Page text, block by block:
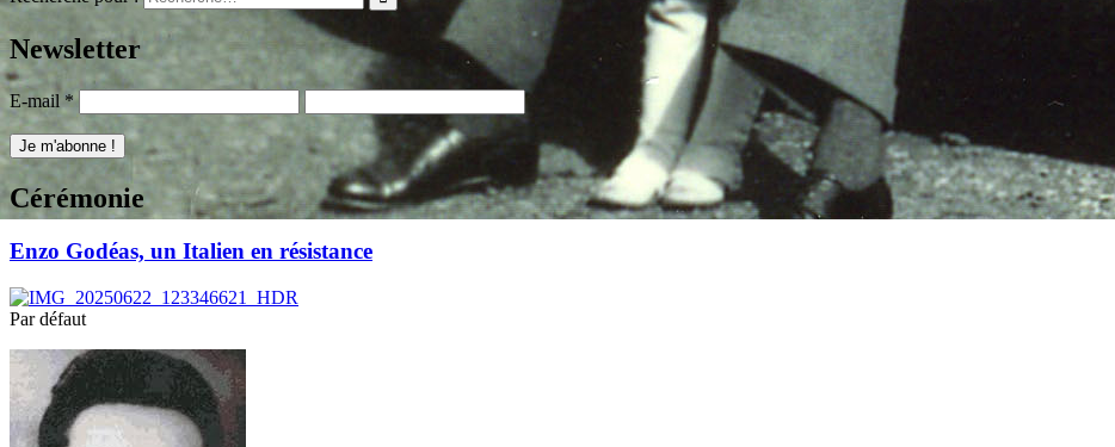
Newsletter
E-mail *
Cérémonie
Enzo Godéas, un Italien en résistance
Par défaut